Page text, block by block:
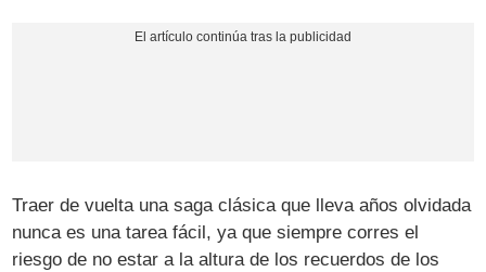
Traer de vuelta una saga clásica que lleva años olvidada
nunca es una tarea fácil, ya que siempre corres el
riesgo de no estar a la altura de los recuerdos de los